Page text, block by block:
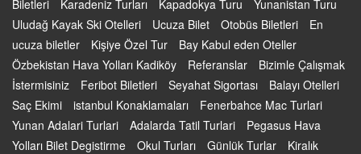
Biletleri
Karadeniz Turları Kapadokya Turu
Yunanistan Turu
Uludağ Kayak Ski Otelleri
Ucuza Bilet Otobüs Biletleri
En
ucuza biletler
Kişiye Özel Tur
Bay Kabul eden Oteller
Özbekistan Hava Yolları Kadiköy
Referanslar
Bizimle Çalışmak
İstermisiniz
Feribot Biletleri Seyahat Sigortası
Balayı Otelleri
Saç Ekimi
istanbul Konaklamaları
Fenerbahce Mac Turlari
Yunan Adalari Turlari
Adalarda Tatil Turlari
Pegasus Hava
Yolları Bilet Degistirme
Okul Turları Günlük Turlar
Kiralık